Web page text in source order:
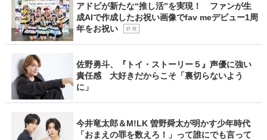
アドビが新たな“推し活”を実現！ ファンが生
成AIで作成したお祝い画像でfav meデビュー1周
年をお祝い
P R
佐野勇斗、『トイ・ストーリー５』声優に強い
責任感 大好きだからこそ「裏切らないよう
に」
今井竜太郎＆M!LK 曽野舜太が明かす少年時代
「おまえの罪を数えろ！」って誰にでも言って